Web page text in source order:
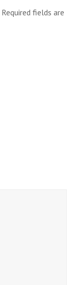
Required fields are